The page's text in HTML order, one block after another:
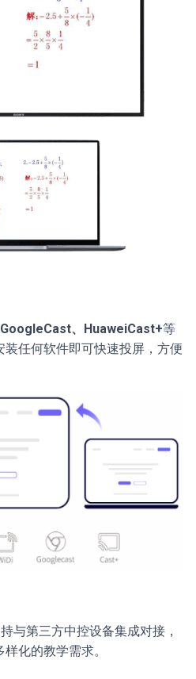
、HuaweiCast+等
任何软件即可快速投屏，方便
与第三方中控设备集成对接，
化的教学需求。